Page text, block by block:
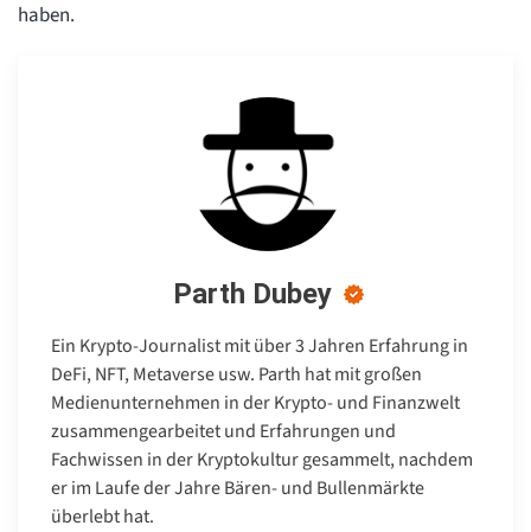
haben.
Parth Dubey
Ein Krypto-Journalist mit über 3 Jahren Erfahrung in
DeFi, NFT, Metaverse usw. Parth hat mit großen
Medienunternehmen in der Krypto- und Finanzwelt
zusammengearbeitet und Erfahrungen und
Fachwissen in der Kryptokultur gesammelt, nachdem
er im Laufe der Jahre Bären- und Bullenmärkte
überlebt hat.